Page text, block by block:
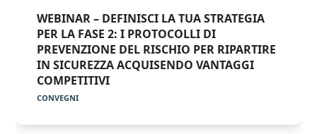
WEBINAR – DEFINISCI LA TUA STRATEGIA
PER LA FASE 2: I PROTOCOLLI DI
PREVENZIONE DEL RISCHIO PER RIPARTIRE
IN SICUREZZA ACQUISENDO VANTAGGI
COMPETITIVI
CONVEGNI